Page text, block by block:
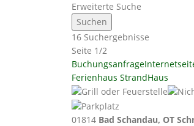
Erweiterte Suche
16 Suchergebnisse
Seite 1/2
Buchungsanfrage
Ferienhaus StrandHaus
01814 Bad Schandau, OT